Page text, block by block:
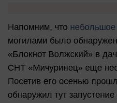
Напомним, что
могилами было
«Блокнот Волжский» в
СНТ «Мичуринец» еще
Посетив его осенью
обнаружил тут запустение